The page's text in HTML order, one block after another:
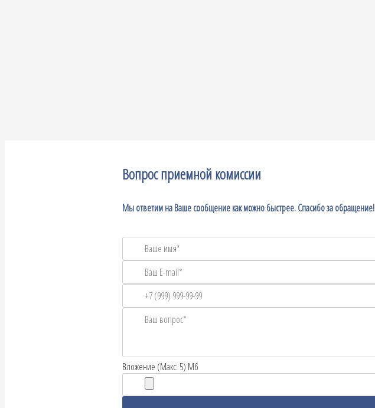
Вопрос приемной комиссии
Мы ответим на Ваше сообщение как можно быстрее. Спасибо за обращение!
Вложение (Макс: 5) Мб